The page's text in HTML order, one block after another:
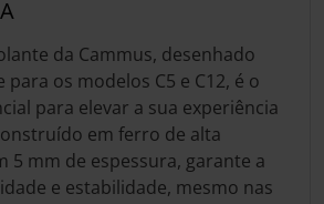
da Cammus, desenhado
os modelos C5 e C12, é o
para elevar a sua experiência
em ferro de alta
5 mm de espessura, garante a
e estabilidade, mesmo nas